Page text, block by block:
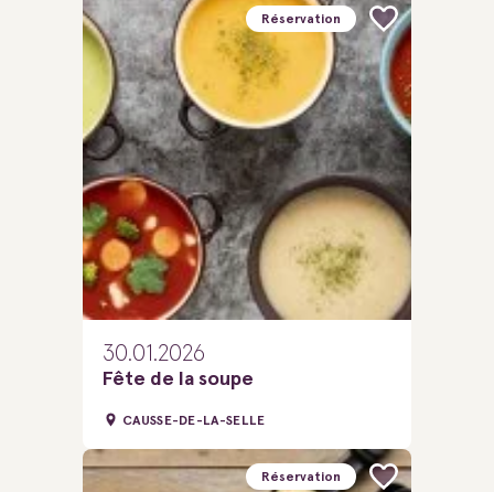
30.01.2026
Fête de la soupe
CAUSSE-DE-LA-SELLE
Réservation
Réservation